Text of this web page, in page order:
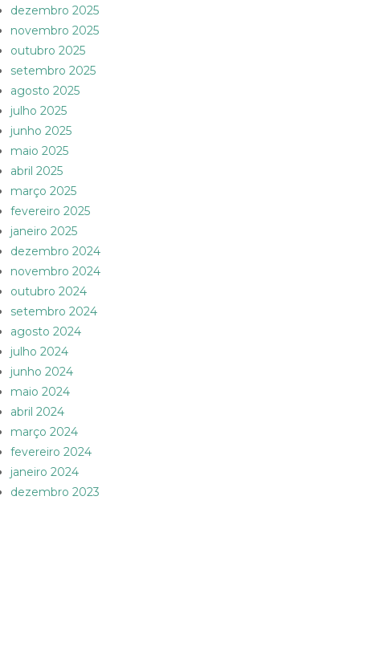
dezembro 2025
novembro 2025
outubro 2025
setembro 2025
agosto 2025
julho 2025
junho 2025
maio 2025
abril 2025
março 2025
fevereiro 2025
janeiro 2025
dezembro 2024
novembro 2024
outubro 2024
setembro 2024
agosto 2024
julho 2024
junho 2024
maio 2024
abril 2024
março 2024
fevereiro 2024
janeiro 2024
dezembro 2023